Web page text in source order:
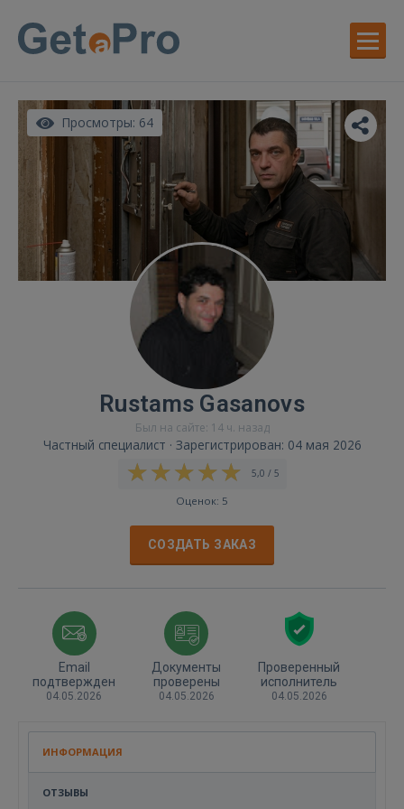
Просмотры: 64
Rustams Gasanovs
Был на сайте: 14 ч. назад
Частный специалист · Зарегистрирован: 04 мая 2026
5,0 / 5
Оценок: 5
СОЗДАТЬ ЗАКАЗ
Email
подтвержден
04.05.2026
Документы
проверены
04.05.2026
Проверенный
исполнитель
04.05.2026
ИНФОРМАЦИЯ
ОТЗЫВЫ